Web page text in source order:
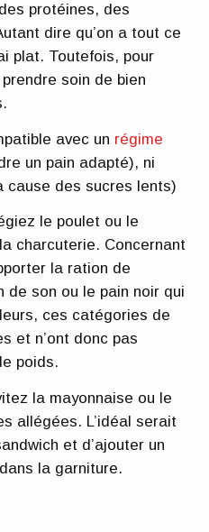
protéines, des
dire qu’on a tout ce
plat. Toutefois, pour
soin de bien
avec un régime
un pain adapté), ni
cause des sucres lents)
le poulet ou le
charcuterie. Concernant
la ration de
de son ou le pain noir qui
ces catégories de
et n’ont donc pas
poids.
la mayonnaise ou le
allégées. L’idéal serait
et d’ajouter un
la garniture.